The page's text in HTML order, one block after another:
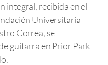
integral, recibida en el
Universitaria
Correa, se
guitarra en Prior Park